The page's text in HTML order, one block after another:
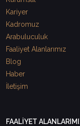
Kariyer
Kadromuz
Arabuluculuk
Faaliyet Alanlarımız
Blog
Haber
İletişim
FAALİYET